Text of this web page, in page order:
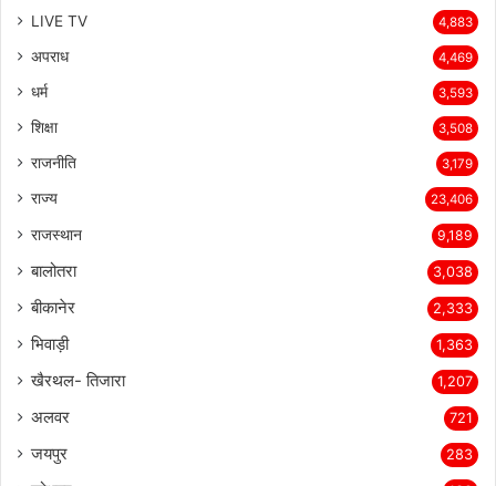
LIVE TV 4,883
अपराध 4,469
धर्म 3,593
शिक्षा 3,508
राजनीति 3,179
राज्य 23,406
राजस्थान 9,189
बालोतरा 3,038
बीकानेर 2,333
भिवाड़ी 1,363
खैरथल- तिजारा 1,207
अलवर 721
जयपुर 283